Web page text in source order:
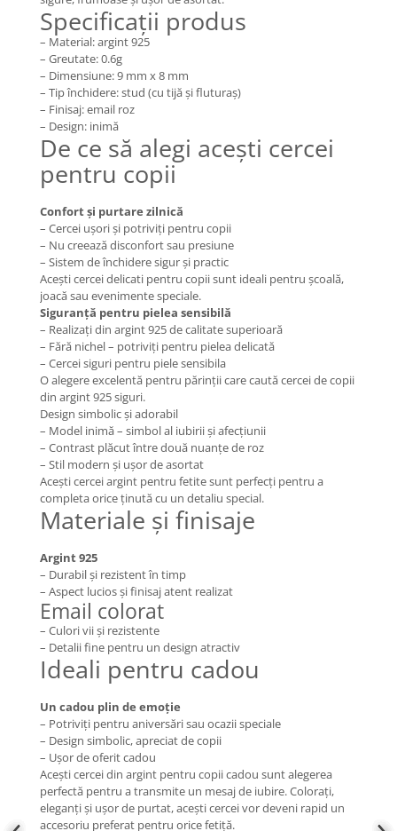
Coliere cu Zodii
Coliere cu Flori
Coliere cu Animale
Coliere cu Molecule
Coliere Diverse
BRĂȚĂRI
BRĂȚĂRI CU ȘNUR REGLABIL
Brățări din Aur cu șnur reglabil
Brățări din Argint cu șnur reglabil
BRĂȚĂRI CU PIETRE SEMIPREȚIOASE
Brățări din Aur cu pietre
semiprețioase
Brățări din Argint cu pietre
semiprețioase
Brățări elastice cu pietre
semiprețioase
BRĂȚĂRI DE PICIOR
Brățări de picior din Aur
Brățări de picior din Argint
COLIERE
Coliere cu mărgele colorate și
Argint
Coliere cu pietre semiprețioase
Specificații produs
– Material: argint 925
– Greutate: 0.6g
– Dimensiune: 9 mm x 8 mm
– Tip închidere: stud (cu tijă și fluturaș)
– Finisaj: email roz
– Design: inimă
De ce să alegi acești cercei
pentru copii
Confort și purtare zilnică
– Cercei ușori și potriviți pentru copii
– Nu creează disconfort sau presiune
– Sistem de închidere sigur și practic
Acești cercei delicati pentru copii sunt ideali pentru școală,
joacă sau evenimente speciale.
Siguranță pentru pielea sensibilă
– Realizați din argint 925 de calitate superioară
– Fără nichel – potriviți pentru pielea delicată
– Cercei siguri pentru piele sensibila
O alegere excelentă pentru părinții care caută cercei de copii
din argint 925 siguri.
Design simbolic și adorabil
– Model inimă – simbol al iubirii și afecțiunii
– Contrast plăcut între două nuanțe de roz
– Stil modern și ușor de asortat
Acești cercei argint pentru fetite sunt perfecți pentru a
completa orice ținută cu un detaliu special.
Materiale și finisaje
Argint 925
– Durabil și rezistent în timp
– Aspect lucios și finisaj atent realizat
Email colorat
– Culori vii și rezistente
– Detalii fine pentru un design atractiv
Ideali pentru cadou
Un cadou plin de emoție
– Potriviți pentru aniversări sau ocazii speciale
– Design simbolic, apreciat de copii
– Ușor de oferit cadou
Acești cercei din argint pentru copii cadou sunt alegerea
perfectă pentru a transmite un mesaj de iubire. Colorați,
eleganți și ușor de purtat, acești cercei vor deveni rapid un
accesoriu preferat pentru orice fetiță.